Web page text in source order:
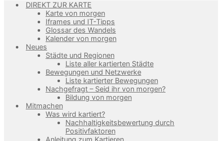
DIREKT ZUR KARTE
Karte von morgen
Iframes und IT-Tipps
Glossar des Wandels
Kalender von morgen
Neues
Städte und Regionen
Liste aller kartierten Städte
Bewegungen und Netzwerke
Liste kartierter Bewegungen
Nachgefragt – Seid ihr von morgen?
Bildung von morgen
Mitmachen
Was wird kartiert?
Nachhaltigkeitsbewertung durch
Positivfaktoren